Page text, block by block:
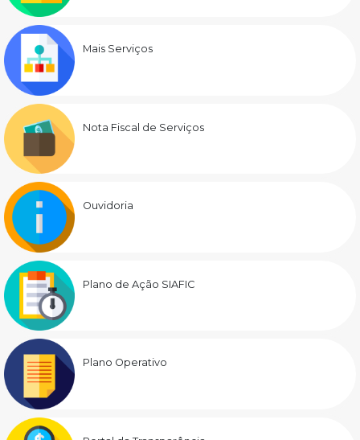
Mais Serviços
Nota Fiscal de Serviços
Ouvidoria
Plano de Ação SIAFIC
Plano Operativo